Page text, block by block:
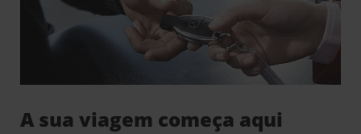
A sua viagem começa aqui